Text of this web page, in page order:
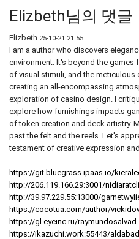
Elizbeth님의 댓글
Elizbeth 25-10-21 21:55
I am a author who discovers
environment. It's beyond the games
of visual stimuli, and the
creating an all-encompassing
exploration of casino design. I
explore how furnishings impacts
of token creation and deck artistry.
past the felt and the reels. Let's
testament of creative expression
https://git.bluegrass.ipaas.io/
http://206.119.166.29:3001/
http://39.97.229.55:13000/
https://cocotua.com/author/
https://gl.eyeinc.ru/raymundosalvad
https://ikazuchi.work:55443/